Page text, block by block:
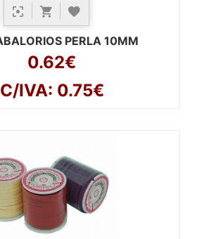
PERLA 10MM
0.62€
C/IVA: 0.75€